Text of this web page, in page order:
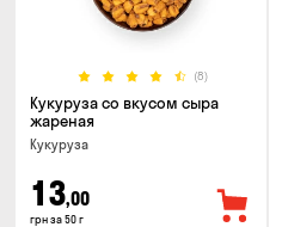
(8)
Кукуруза со вкусом сыра
жареная
Кукуруза
13,00
грн за 50 г